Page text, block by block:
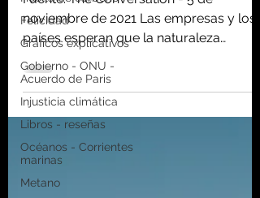
Felicidad
Gráficos explicativos
Gobierno - ONU -
Acuerdo de Paris
Injusticia climática
Libros - reseñas
Océanos - Corrientes
marinas
Metano
Fuente: The Conversation - 5 de
noviembre de 2021 Las empresas y los
países esperan que la naturaleza
compense demasiado carbono
Autores...